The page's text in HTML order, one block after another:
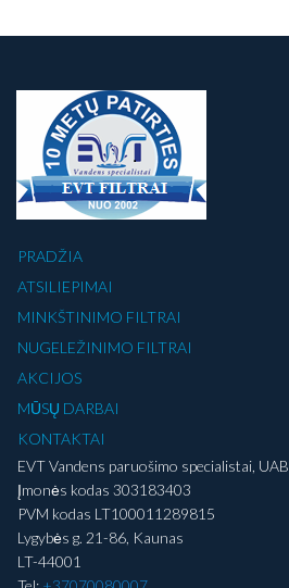
PRADŽIA
ATSILIEPIMAI
MINKŠTINIMO FILTRAI
NUGELEŽINIMO FILTRAI
AKCIJOS
MŪSŲ DARBAI
KONTAKTAI
EVT Vandens paruošimo specialistai, UAB
Įmonės kodas 303183403
PVM kodas LT100011289815
Lygybės g. 21-86, Kaunas
LT-44001